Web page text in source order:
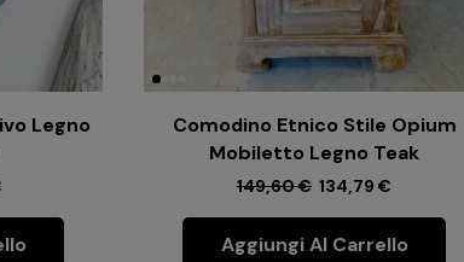
Legno
Comodino Etnico Stile Opium
Mobiletto Legno Teak
149,60€ 134,79 €
Aggiungi Al Carrello